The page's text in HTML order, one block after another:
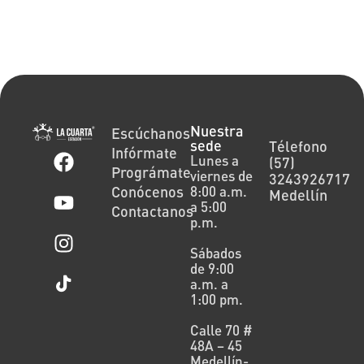
Escúchanos
Infórmate
Prográmate
Conócenos
Contactanos
Nuestra
sede
Lunes a
viernes de
8:00 a.m.
a 5:00
p.m.
Sábados
de 9:00
a.m. a
1:00 pm.
Calle 70 #
48A – 45
Télefono
(57)
3243926717
Medellín